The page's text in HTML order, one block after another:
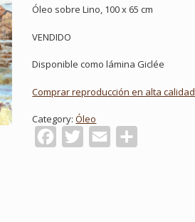
Óleo sobre Lino, 100 x 65 cm
VENDIDO
Disponible como lámina Giclée
Comprar reproducción en alta calidad
Category:Óleo
FacebookTwitterEmail